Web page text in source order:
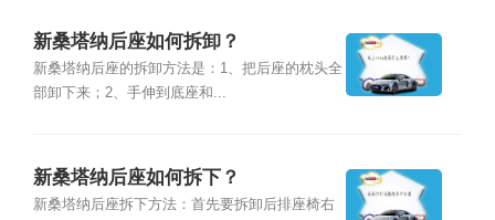
新桑塔纳后座如何拆卸？
新桑塔纳后座的拆卸方法是：1、把后座的枕头全
部卸下来；2、手伸到底座和...
新桑塔纳后座如何拆下？
新桑塔纳后座拆下方法：首先要拆卸后排座椅右